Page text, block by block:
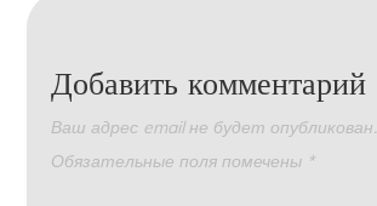
Добавить комментарий
Ваш адрес email не будет опубликован.
Обязательные поля помечены *